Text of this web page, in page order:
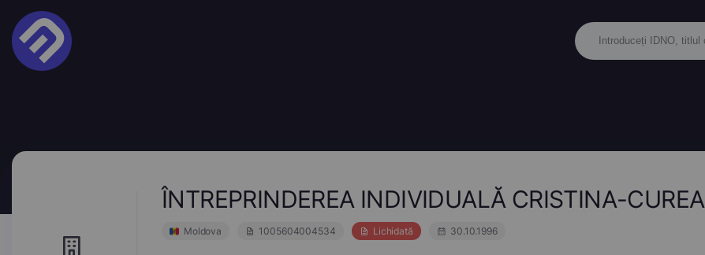
ÎNTREPRINDEREA INDIVIDUALĂ CRISTINA-CUREA
Moldova 1005604004534 Lichidată 30.10.1996